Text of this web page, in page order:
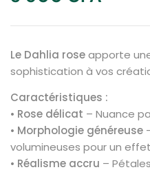
Le Dahlia roseapporte
sophistication à vos
Caractéristiques :
• Rose délicat – Nuance
• Morphologie généreuse
volumineuses pour un
• Réalisme accru –